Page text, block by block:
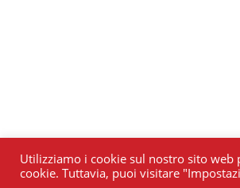
Utilizziamo i cookie sul nostro sito web
cookie. Tuttavia, puoi visitare